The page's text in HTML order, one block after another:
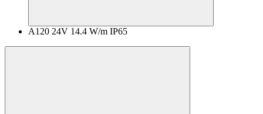
A120 24V 14.4 W/m IP65